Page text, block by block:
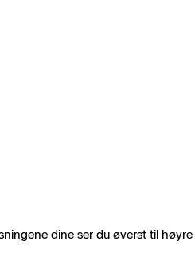
dine ser du øverst til høyre